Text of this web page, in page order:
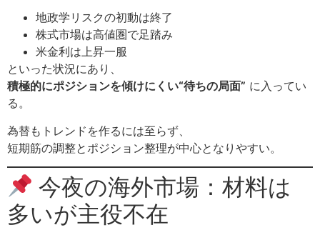
地政学リスクの初動は終了
株式市場は高値圏で足踏み
米金利は上昇一服
といった状況にあり、
積極的にポジションを傾けにくい“待ちの局面” に入ってい
る。
為替もトレンドを作るには至らず、
短期筋の調整とポジション整理が中心となりやすい。
今夜の海外市場：材料は
多いが主役不在